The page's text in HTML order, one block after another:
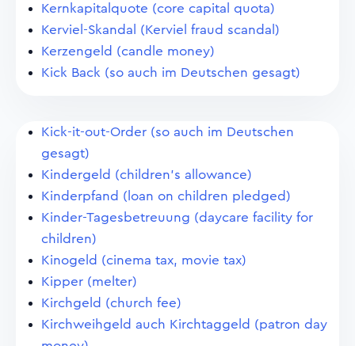
Kernkapitalquote (core capital quota)
Kerviel-Skandal (Kerviel fraud scandal)
Kerzengeld (candle money)
Kick Back (so auch im Deutschen gesagt)
Kick-it-out-Order (so auch im Deutschen
gesagt)
Kindergeld (children's allowance)
Kinderpfand (loan on children pledged)
Kinder-Tagesbetreuung (daycare facility for
children)
Kinogeld (cinema tax, movie tax)
Kipper (melter)
Kirchgeld (church fee)
Kirchweihgeld auch Kirchtaggeld (patron day